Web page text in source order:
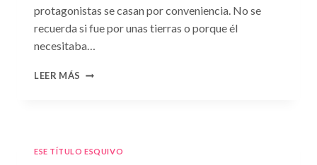
protagonistas se casan por conveniencia. No se
recuerda si fue por unas tierras o porque él
necesitaba…
LEER MÁS CONSULTA
ESE TÍTULO ESQUIVO